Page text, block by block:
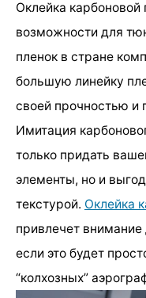
Оклейка
возможности для
пленок в стране
большую линейку
своей прочностью и
Имитация
только придать
элементы, но и
текстурой. Оклейка
привлечет
если это будет
“колхозных”